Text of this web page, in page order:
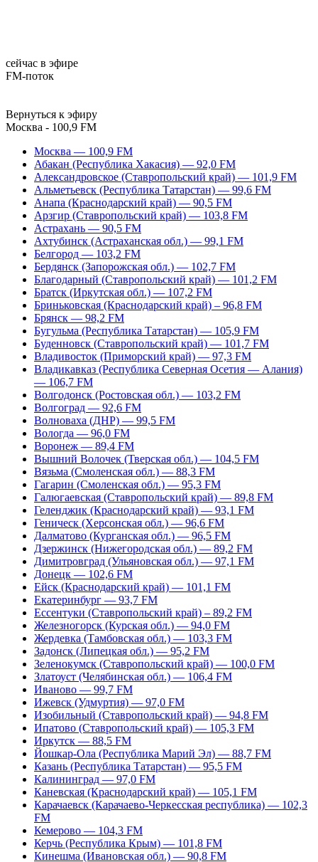
сейчас в эфире
FM-поток
Вернуться к эфиру
Москва - 100,9 FM
Москва — 100,9 FM
Абакан (Республика Хакасия) — 92,0 FM
Александровское (Ставропольский край) — 101,9 FM
Альметьевск (Республика Татарстан) — 99,6 FM
Анапа (Краснодарский край) — 90,5 FM
Арзгир (Ставропольский край) — 103,8 FM
Астрахань — 90,5 FM
Ахтубинск (Астраханская обл.) — 99,1 FM
Белгород — 103,2 FM
Бердянск (Запорожская обл.) — 102,7 FM
Благодарный (Ставропольский край) — 101,2 FM
Братск (Иркутская обл.) — 107,2 FM
Бриньковская (Краснодарский край) – 96,8 FM
Брянск — 98,2 FM
Бугульма (Республика Татарстан) — 105,9 FM
Буденновск (Ставропольский край) — 101,7 FM
Владивосток (Приморский край) — 97,3 FM
Владикавказ (Республика Северная Осетия — Алания)
— 106,7 FM
Волгодонск (Ростовская обл.) — 103,2 FM
Волгоград — 92,6 FM
Волноваха (ДНР) — 99,5 FM
Вологда — 96,0 FM
Воронеж — 89,4 FM
Вышний Волочек (Тверская обл.) — 104,5 FM
Вязьма (Смоленская обл.) — 88,3 FM
Гагарин (Смоленская обл.) — 95,3 FM
Галюгаевская (Ставропольский край) — 89,8 FM
Геленджик (Краснодарский край) — 93,1 FM
Геническ (Херсонская обл.) — 96,6 FM
Далматово (Курганская обл.) — 96,5 FM
Дзержинск (Нижегородская обл.) — 89,2 FM
Димитровград (Ульяновская обл.) — 97,1 FM
Донецк — 102,6 FM
Ейск (Краснодарский край) — 101,1 FM
Екатеринбург — 93,7 FM
Ессентуки (Ставропольский край) – 89,2 FM
Железногорск (Курская обл.) — 94,0 FM
Жердевка (Тамбовская обл.) — 103,3 FM
Задонск (Липецкая обл.) — 95,2 FM
Зеленокумск (Ставропольский край) — 100,0 FM
Златоуст (Челябинская обл.) — 106,4 FM
Иваново — 99,7 FM
Ижевск (Удмуртия) — 97,0 FM
Изобильный (Ставропольский край) — 94,8 FM
Ипатово (Ставропольский край) — 105,3 FM
Иркутск — 88,5 FM
Йошкар-Ола (Республика Марий Эл) — 88,7 FM
Казань (Республика Татарстан) — 95,5 FM
Калининград — 97,0 FM
Каневская (Краснодарский край) — 105,1 FM
Карачаевск (Карачаево-Черкесская республика) — 102,3
FM
Кемерово — 104,3 FM
Керчь (Республика Крым) — 101,8 FM
Кинешма (Ивановская обл.) — 90,8 FM